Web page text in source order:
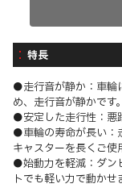
特長
●走行音が静か：車輪
め、走行音が静かです。
●安定した走行性：悪
●車輪の寿命が長い：
キャスターを長くご使
●始動力を軽減：ダン
トでも軽い力で動かせ